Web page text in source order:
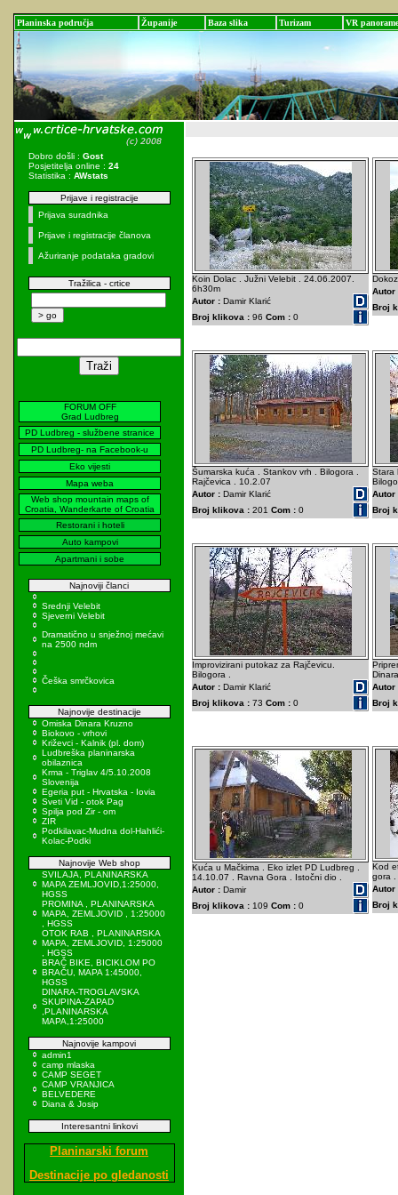
Planinska područja Županije Baza slika Turizam VR panorame
Dobro došli : Gost
Posjetitelja online : 24
Statistika : AWstats
Prijave i registracije
Prijava suradnika
Prijave i registracije članova
Ažuriranje podataka gradovi
Tražilica - crtice
FORUM OFF
Grad Ludbreg
PD Ludbreg - službene stranice
PD Ludbreg- na Facebook-u
Eko vijesti
Mapa weba
Web shop mountain maps of
Croatia, Wanderkarte of Croatia
Restorani i hoteli
Auto kampovi
Apartmani i sobe
Najnoviji članci
Srednji Velebit
Sjeverni Velebit
Dramatično u snježnoj mećavi
na 2500 ndm
Češka smrčkovica
Najnovije destinacije
Omiska Dinara Kruzno
Biokovo - vrhovi
Križevci - Kalnik (pl. dom)
Ludbreška planinarska
obilaznica
Krma - Triglav 4/5.10.2008
Slovenija
Egeria put - Hrvatska - Iovia
Sveti Vid - otok Pag
Spilja pod Zir - om
ZIR
Podkilavac-Mudna dol-Hahlići-
Kolac-Podki
Najnovije Web shop
SVILAJA, PLANINARSKA
MAPA ZEMLJOVID,1:25000,
HGSS
PROMINA , PLANINARSKA
MAPA, ZEMLJOVID , 1:25000
, HGSS
OTOK RAB , PLANINARSKA
MAPA, ZEMLJOVID, 1:25000
, HGSS
BRAČ BIKE, BICIKLOM PO
BRAČU, MAPA 1:45000,
HGSS
DINARA-TROGLAVSKA
SKUPINA-ZAPAD
,PLANINARSKA
MAPA,1:25000
Najnovije kampovi
admin1
camp mlaska
CAMP SEGET
CAMP VRANJICA
BELVEDERE
Diana & Josip
Interesantni linkovi
Planinarski forum
Destinacije po gledanosti
Koin Dolac . Južni Velebit . 24.06.2007.
6h30m
Autor : Damir Klarić
Broj klikova : 96 Com : 0
Autor
Broj
Šumarska kuća . Stankov vrh . Bilogora .
Rajčevica . 10.2.07
Autor : Damir Klarić
Broj klikova : 201 Com : 0
Stara
Autor
Broj
Improvizirani putokaz za Rajčevicu.
Bilogora .
Autor : Damir Klarić
Broj klikova : 73 Com : 0
Autor
Broj
Kuća u Mačkima . Eko izlet PD Ludbreg .
14.10.07 . Ravna Gora . Istočni dio .
Autor : Damir
Broj klikova : 109 Com : 0
Kod
gora .
Autor
Broj